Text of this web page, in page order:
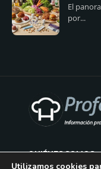
El
por...
QUIÉNES SOMOS
Utilizamos cookies